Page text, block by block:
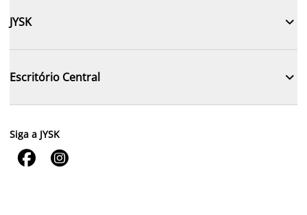
JYSK 
Escritório Central 
Siga a JYSK
 